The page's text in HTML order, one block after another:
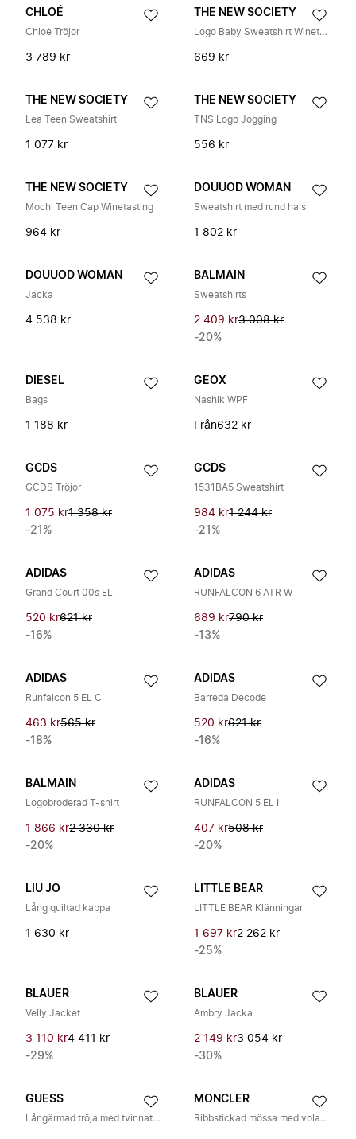
CHLOÉ
Chloè Tröjor
3 789 kr
THE NEW SOCIETY
Logo Baby Sweatshirt Winetasting
669 kr
THE NEW SOCIETY
Lea Teen Sweatshirt
1 077 kr
THE NEW SOCIETY
TNS Logo Jogging
556 kr
THE NEW SOCIETY
Mochi Teen Cap Winetasting
964 kr
DOUUOD WOMAN
Sweatshirt med rund hals
1 802 kr
DOUUOD WOMAN
Jacka
4 538 kr
BALMAIN
Sweatshirts
2 409 kr3 008 kr
-20%
DIESEL
Bags
1 188 kr
GEOX
Nashik WPF
Från632 kr
GCDS
GCDS Tröjor
1 075 kr1 358 kr
-21%
GCDS
1531BA5 Sweatshirt
984 kr1 244 kr
-21%
ADIDAS
Grand Court 00s EL
520 kr621 kr
-16%
ADIDAS
RUNFALCON 6 ATR W
689 kr790 kr
-13%
ADIDAS
Runfalcon 5 EL C
463 kr565 kr
-18%
ADIDAS
Barreda Decode
520 kr621 kr
-16%
BALMAIN
Logobroderad T-shirt
1 866 kr2 330 kr
-20%
ADIDAS
RUNFALCON 5 EL I
407 kr508 kr
-20%
LIU JO
Lång quiltad kappa
1 630 kr
LITTLE BEAR
LITTLE BEAR Klänningar
1 697 kr2 262 kr
-25%
BLAUER
Velly Jacket
3 110 kr4 411 kr
-29%
BLAUER
Ambry Jacka
2 149 kr3 054 kr
-30%
GUESS
Långärmad tröja med tvinnat mönster
MONCLER
Ribbstickad mössa med volangkant och logotyppatch fram